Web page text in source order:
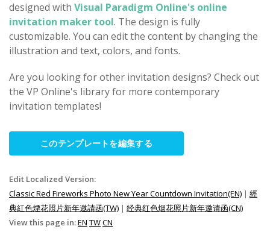
designed with Visual Paradigm Online's online
invitation maker tool. The design is fully
customizable. You can edit the content by changing the
illustration and text, colors, and fonts.
Are you looking for other invitation designs? Check out
the VP Online's library for more contemporary
invitation templates!
このテンプレートを編集する
Edit Localized Version:
Classic Red Fireworks Photo New Year Countdown Invitation(EN) | 經
典紅色煙花照片新年邀請函(TW) | 经典红色烟花照片新年邀请函(CN)
View this page in:EN TWCN